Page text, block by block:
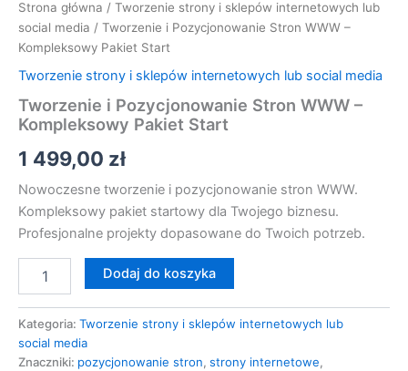
Strona główna / Tworzenie strony i sklepów internetowych lub
social media / Tworzenie i Pozycjonowanie Stron WWW –
Kompleksowy Pakiet Start
Tworzenie strony i sklepów internetowych lub social media
Tworzenie i Pozycjonowanie Stron WWW –
Kompleksowy Pakiet Start
1 499,00 zł
Nowoczesne tworzenie i pozycjonowanie stron WWW.
Kompleksowy pakiet startowy dla Twojego biznesu.
Profesjonalne projekty dopasowane do Twoich potrzeb.
Dodaj do koszyka
Kategoria: Tworzenie strony i sklepów internetowych lub
social media
Znaczniki: pozycjonowanie stron, strony internetowe,